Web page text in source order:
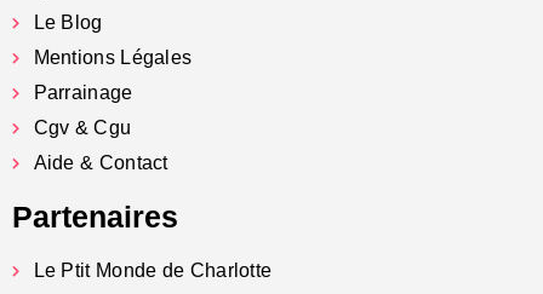
Le Blog
Mentions Légales
Parrainage
Cgv & Cgu
Aide & Contact
Partenaires
Le Ptit Monde de Charlotte